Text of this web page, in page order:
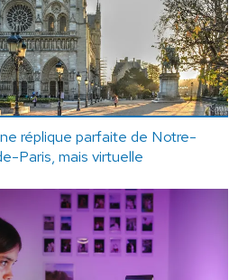
réplique parfaite de Notre-
Paris, mais virtuelle